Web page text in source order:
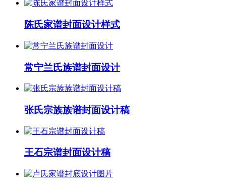
陈氏家谱封面设计样式
常宁兰氏族谱封面设计
张氏宗族族谱封面设计稿
王石宗谱封面设计稿